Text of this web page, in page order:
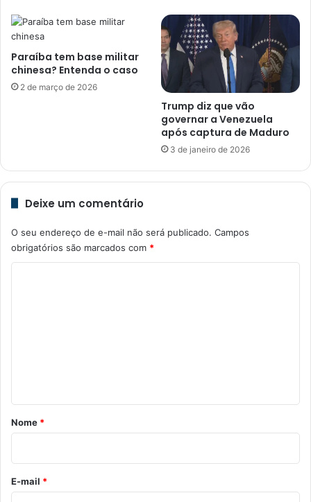
Paraíba tem base militar
chinesa? Entenda o caso
2 de março de 2026
Trump diz que vão
governar a Venezuela
após captura de Maduro
3 de janeiro de 2026
Deixe um comentário
O seu endereço de e-mail não será publicado. Campos
obrigatórios são marcados com *
r
o
*
Nome *
E-mail *